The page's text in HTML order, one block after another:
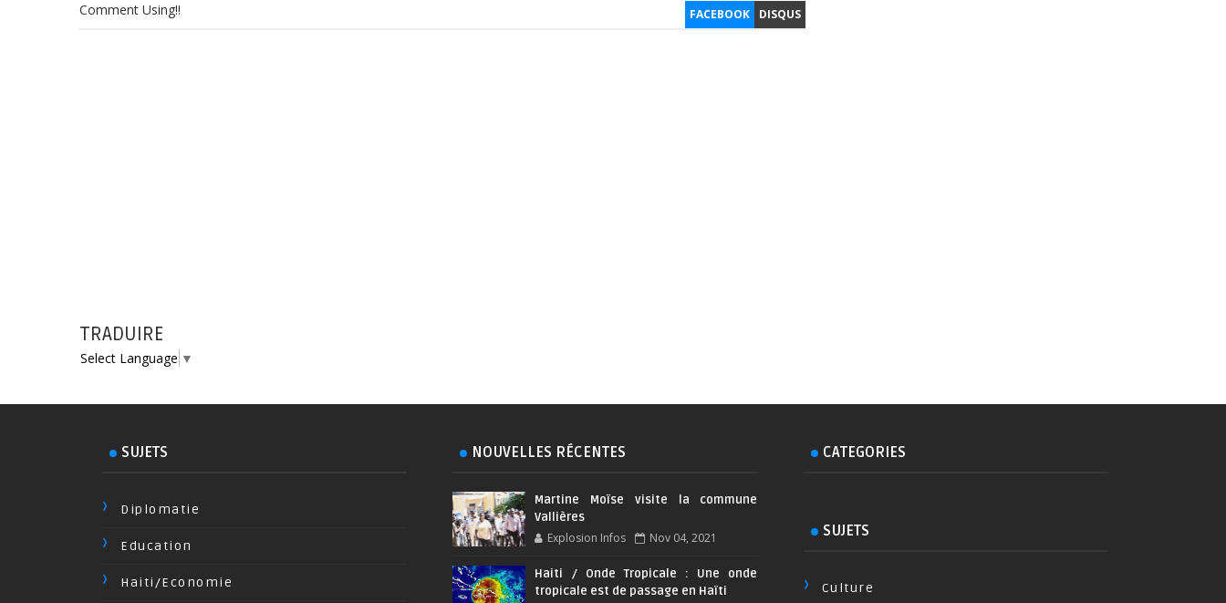
FACEBOOK DISQUS
Comment Using!!
TRADUIRE
Select Language ▼
SUJETS
Diplomatie
Education
Haiti/Economie
NOUVELLES RÉCENTES
Martine Moïse visite la commune
Vallières
Explosion Infos Nov 04, 2021
Haiti / Onde Tropicale : Une onde
tropicale est de passage en Haïti
CATEGORIES
SUJETS
Culture